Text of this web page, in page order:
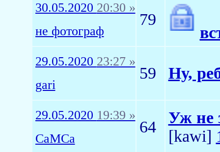
30.05.2020 20:30 »
не фотограф
79
29.05.2020 23:27 »
gari
59 Ну,
29.05.2020 19:39 »
CaMCa
64
Уж не
[kawi]